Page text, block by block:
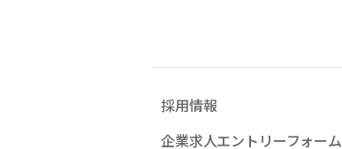
採用情報
企業求人エントリーフォーム